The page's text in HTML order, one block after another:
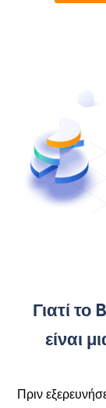
Γιατί
είναι
Πριν